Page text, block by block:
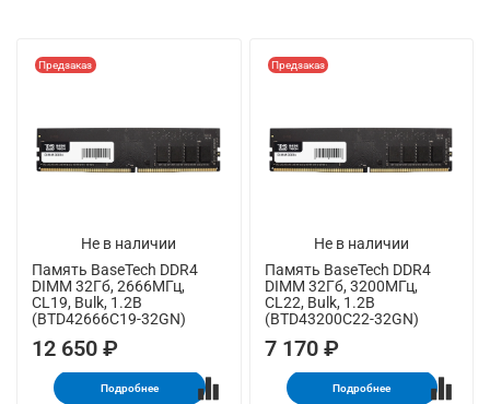
Не в наличии
Предзаказ
Память BaseTech DDR4
DIMM 32Гб, 2666МГц,
CL19, Bulk, 1.2В
(BTD42666C19-32GN)
12 650 ₽
Подробнее
Не в наличии
Предзаказ
Память BaseTech DDR4
DIMM 32Гб, 3200МГц,
CL22, Bulk, 1.2В
(BTD43200C22-32GN)
7 170 ₽
Подробнее